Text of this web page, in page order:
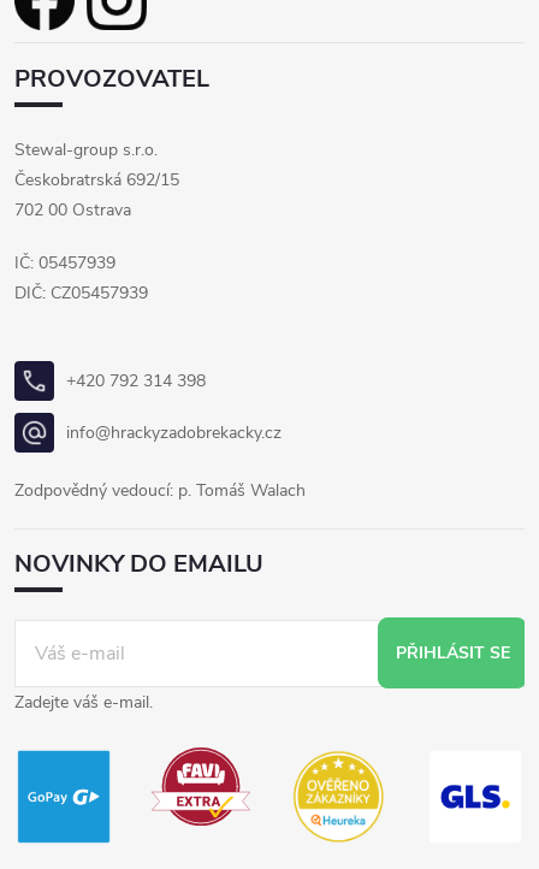
PROVOZOVATEL
Stewal-group s.r.o.
Českobratrská 692/15
702 00 Ostrava
IČ: 05457939
DIČ: CZ05457939
+420 792 314 398
info@hrackyzadobrekacky.cz
Zodpovědný vedoucí: p. Tomáš Walach
NOVINKY DO EMAILU
PŘIHLÁSIT SE
Zadejte váš e-mail.